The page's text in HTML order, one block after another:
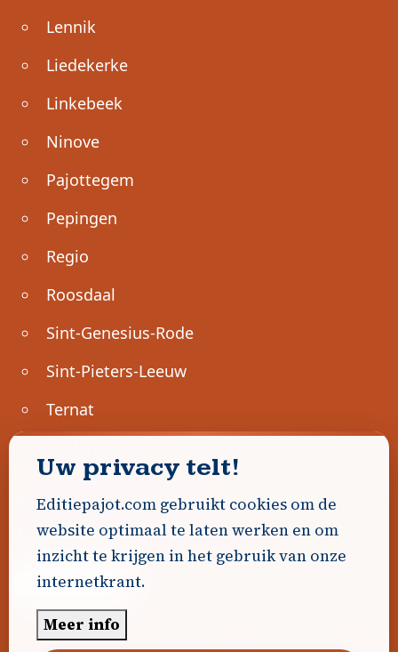
Lennik
Liedekerke
Linkebeek
Ninove
Pajottegem
Pepingen
Regio
Roosdaal
Sint-Genesius-Rode
Sint-Pieters-Leeuw
Ternat
Geen advertenties gevonden.
Uw advertentie hier? Contacteer ons!
Word Partner!
Uw privacy telt!
Editiepajot.com gebruikt cookies om de
website optimaal te laten werken en om
inzicht te krijgen in het gebruik van onze
internetkrant.
Meer info